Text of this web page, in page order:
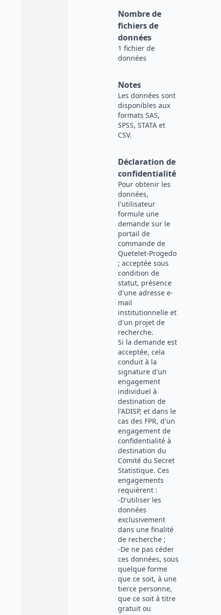
Nombre de
fichiers de
données
1 fichier de
données
Notes
Les données sont
disponibles aux
formats SAS,
SPSS, STATA et
CSV.
Déclaration de
confidentialité
Pour obtenir les
données,
l'utilisateur
formule une
demande sur le
portail de
commande de
Quetelet-Progedo
; acceptée sous
condition de
statut, présence
d'une adresse e-
mail
institutionnelle et
d'un projet de
recherche.
Si la demande est
acceptée, cela
conduit à la
signature d'un
engagement
individuel à
destination de
l'ADISP, et dans le
cas des FPR, d'un
engagement de
confidentialité à
destination du
Comité du Secret
Statistique. Ces
engagements
requièrent :
-D'utiliser les
données
exclusivement
dans une finalité
de recherche ;
-De ne pas céder
ces données, sous
quelque forme
que ce soit, à une
tierce personne,
que ce soit à titre
gratuit ou